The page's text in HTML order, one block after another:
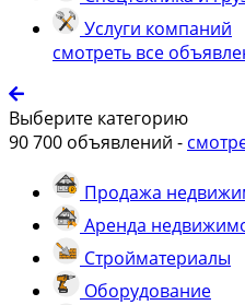
Услуги компаний
смотреть все
Выберите категорию
90 700 объявлений -
Продажа
Аренда
Стройматериалы
Оборудование